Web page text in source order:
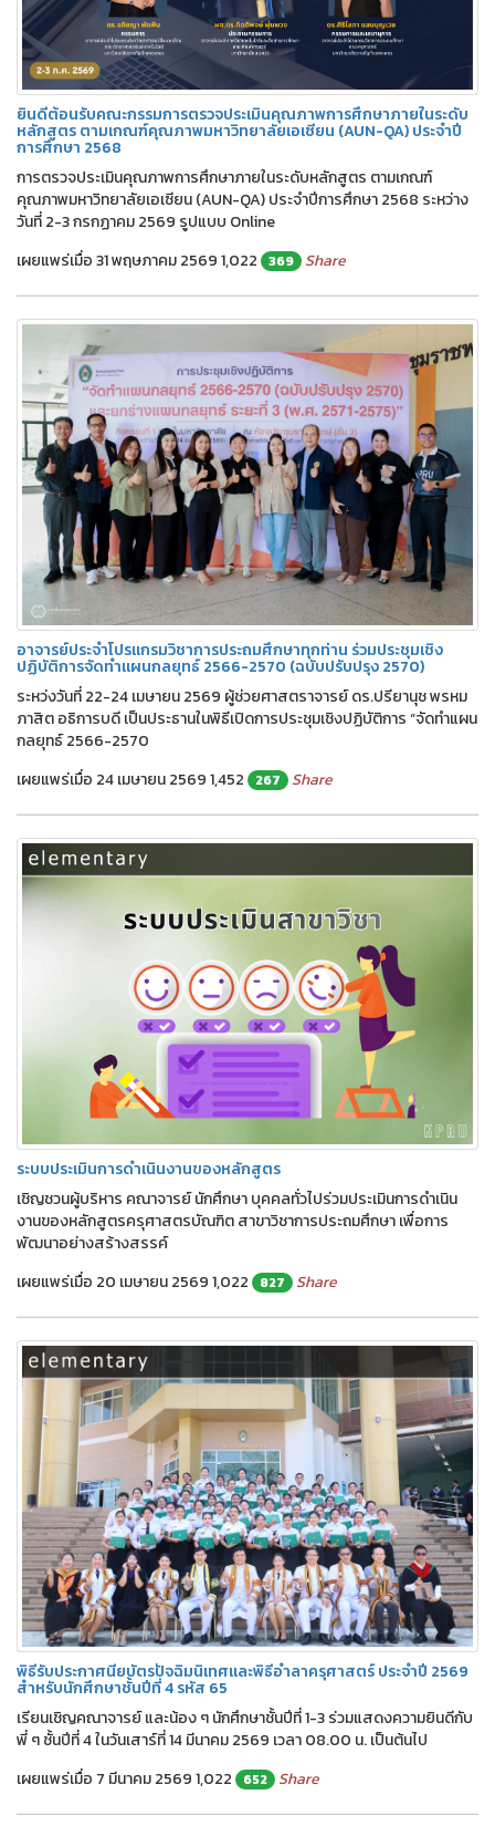
ยินดีต้อนรับคณะกรรมการตรวจประเมินคุณภาพการศึกษาภายในระดับ
หลักสูตร ตามเกณฑ์คุณภาพมหาวิทยาลัยเอเซียน (AUN-QA) ประจำปี
การศึกษา 2568
การตรวจประเมินคุณภาพการศึกษาภายในระดับหลักสูตร ตามเกณฑ์
คุณภาพมหาวิทยาลัยเอเซียน (AUN-QA) ประจำปีการศึกษา 2568 ระหว่าง
วันที่ 2-3 กรกฏาคม 2569 รูปแบบ Online
เผยแพร่เมื่อ 31 พฤษภาคม 25691,022 369 Share
อาจารย์ประจำโปรแกรมวิชาการประถมศึกษาทุกท่าน ร่วมประชุมเชิง
ปฏิบัติการจัดทำแผนกลยุทธ์ 2566-2570 (ฉบับปรับปรุง 2570)
ระหว่งวันที่ 22-24 เมษายน 2569 ผู้ช่วยศาสตราจารย์ ดร.ปรียานุช พรหม
ภาสิต อธิการบดี เป็นประธานในพิธีเปิดการประชุมเชิงปฏิบัติการ “จัดทำแผน
กลยุทธ์ 2566-2570
เผยแพร่เมื่อ 24 เมษายน 25691,452 267 Share
ระบบประเมินการดำเนินงานของหลักสูตร
เชิญชวนผู้บริหาร คณาจารย์ นักศึกษา บุคคลทั่วไปร่วมประเมินการดำเนิน
งานของหลักสูตรครุศาสตรบัณฑิต สาขาวิชาการประถมศึกษา เพื่อการ
พัฒนาอย่างสร้างสรรค์
เผยแพร่เมื่อ 20 เมษายน 25691,022 827 Share
พิธีรับประกาศนียบัตรปัจฉิมนิเทศและพิธีอำลาครุศาสตร์ ประจำปี 2569
สำหรับนักศึกษาชั้นปีที่ 4 รหัส 65
เรียนเชิญคณาจารย์ และน้อง ๆ นักศึกษาชั้นปีที่ 1-3 ร่วมแสดงความยินดีกับ
พี่ ๆ ชั้นปีที่ 4 ในวันเสาร์ที่ 14 มีนาคม 2569 เวลา 08.00 น. เป็นต้นไป
เผยแพร่เมื่อ 7 มีนาคม 25691,022 652 Share